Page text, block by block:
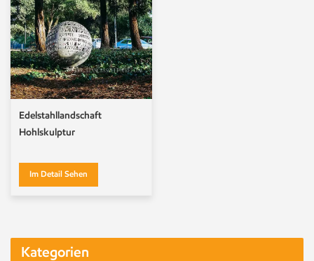
Edelstahllandschaft
Hohlskulptur
Im Detail Sehen
Kategorien